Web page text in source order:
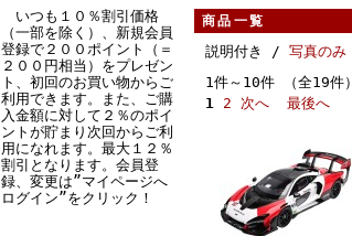
いつも１０％割引価格
（一部を除く）、新規会員
登録で２００ポイント（＝
２００円相当）をプレゼン
ト、初回のお買い物からご
利用できます。また、ご購
入金額に対して２％のポイ
ントが貯まり次回からご利
用になれます。最大１２％
割引となります。会員登
録、変更は”マイページへ
ログイン”をクリック！
商品一覧
説明付き / 写真のみ
1件～10件 （全19
1 2 次へ 最後へ